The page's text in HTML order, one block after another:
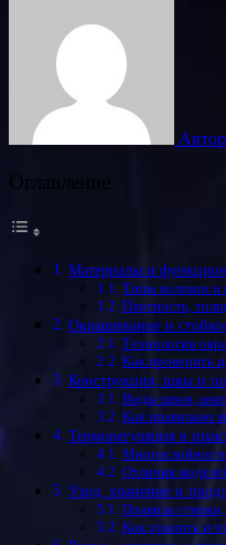
Оглавление
Материалы и
Типы волокон и
Плотность,
Окрашивание и
Технологии
Как проверить
Конструкция, швы и
Виды швов,
Как правильно
Терморегуляция в
Отличия
Уход, хранение и
Правила
Как хранить и